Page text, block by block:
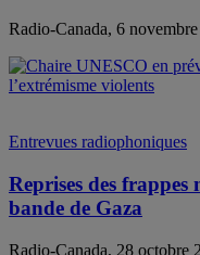
Radio-Canada, 6
Entrevues radiophoniques
Reprises des
bande de Gaza
Radio-Canada, 28 octobre